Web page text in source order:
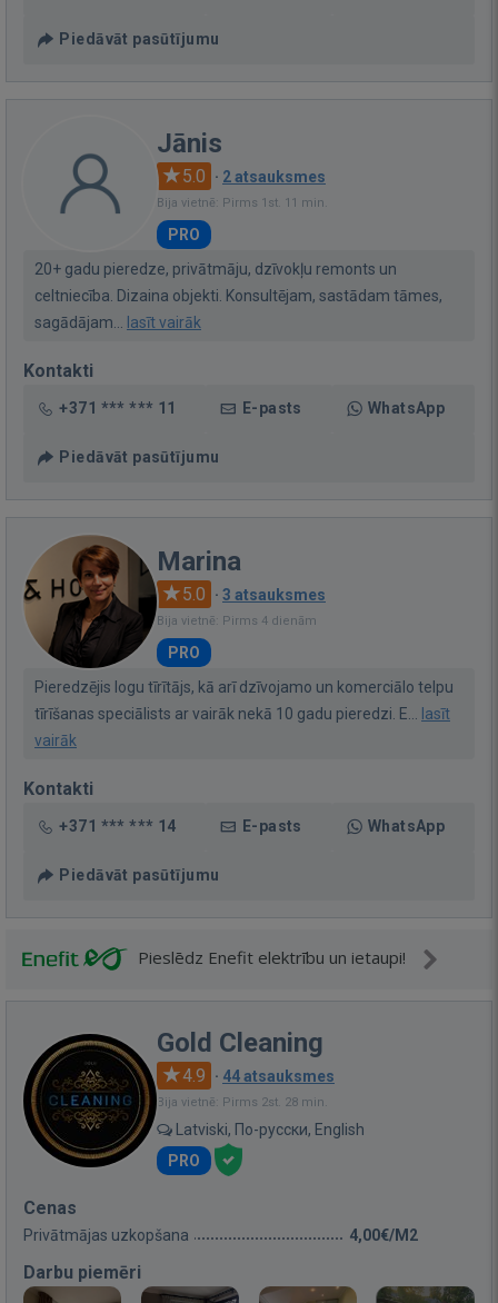
Piedāvāt pasūtījumu
Jānis
5.0 · 2 atsauksmes
Bija vietnē: Pirms 1st. 11 min.
PRO
20+ gadu pieredze, privātmāju, dzīvokļu remonts un
celtniecība. Dizaina objekti. Konsultējam, sastādam tāmes,
sagādājam...
lasīt vairāk
Kontakti
+371 *** *** 11 E-pasts WhatsApp
Piedāvāt pasūtījumu
Marina
5.0 · 3 atsauksmes
Bija vietnē: Pirms 4 dienām
PRO
Pieredzējis logu tīrītājs, kā arī dzīvojamo un komerciālo telpu
tīrīšanas speciālists ar vairāk nekā 10 gadu pieredzi. E...
lasīt
vairāk
Kontakti
+371 *** *** 14 E-pasts WhatsApp
Piedāvāt pasūtījumu
Pieslēdz Enefit elektrību un ietaupi!
Gold Cleaning
4.9 · 44 atsauksmes
Bija vietnē: Pirms 2st. 28 min.
Latviski, По-русски, English
PRO
Cenas
Privātmājas uzkopšana 4,00€/M2
Darbu piemēri